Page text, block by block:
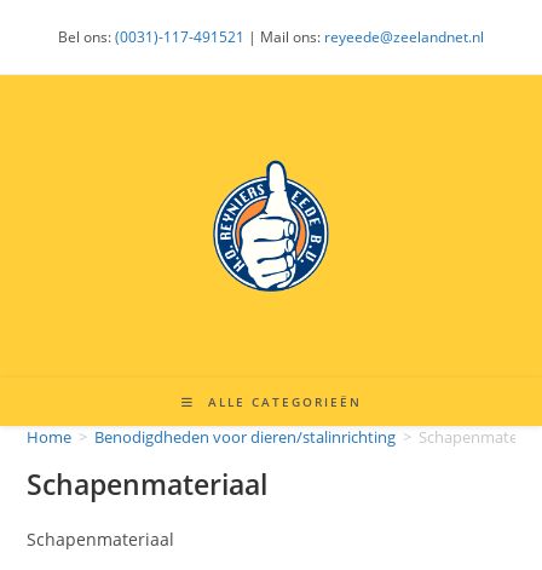
inhoud
Bel ons:(0031)-117-491521 | Mail ons: reyeede@zeelandnet.nl
ALLE CATEGORIEËN
Home > Benodigdheden voor dieren/stalinrichting >
Schapenmateriaal
Schapenmateriaal